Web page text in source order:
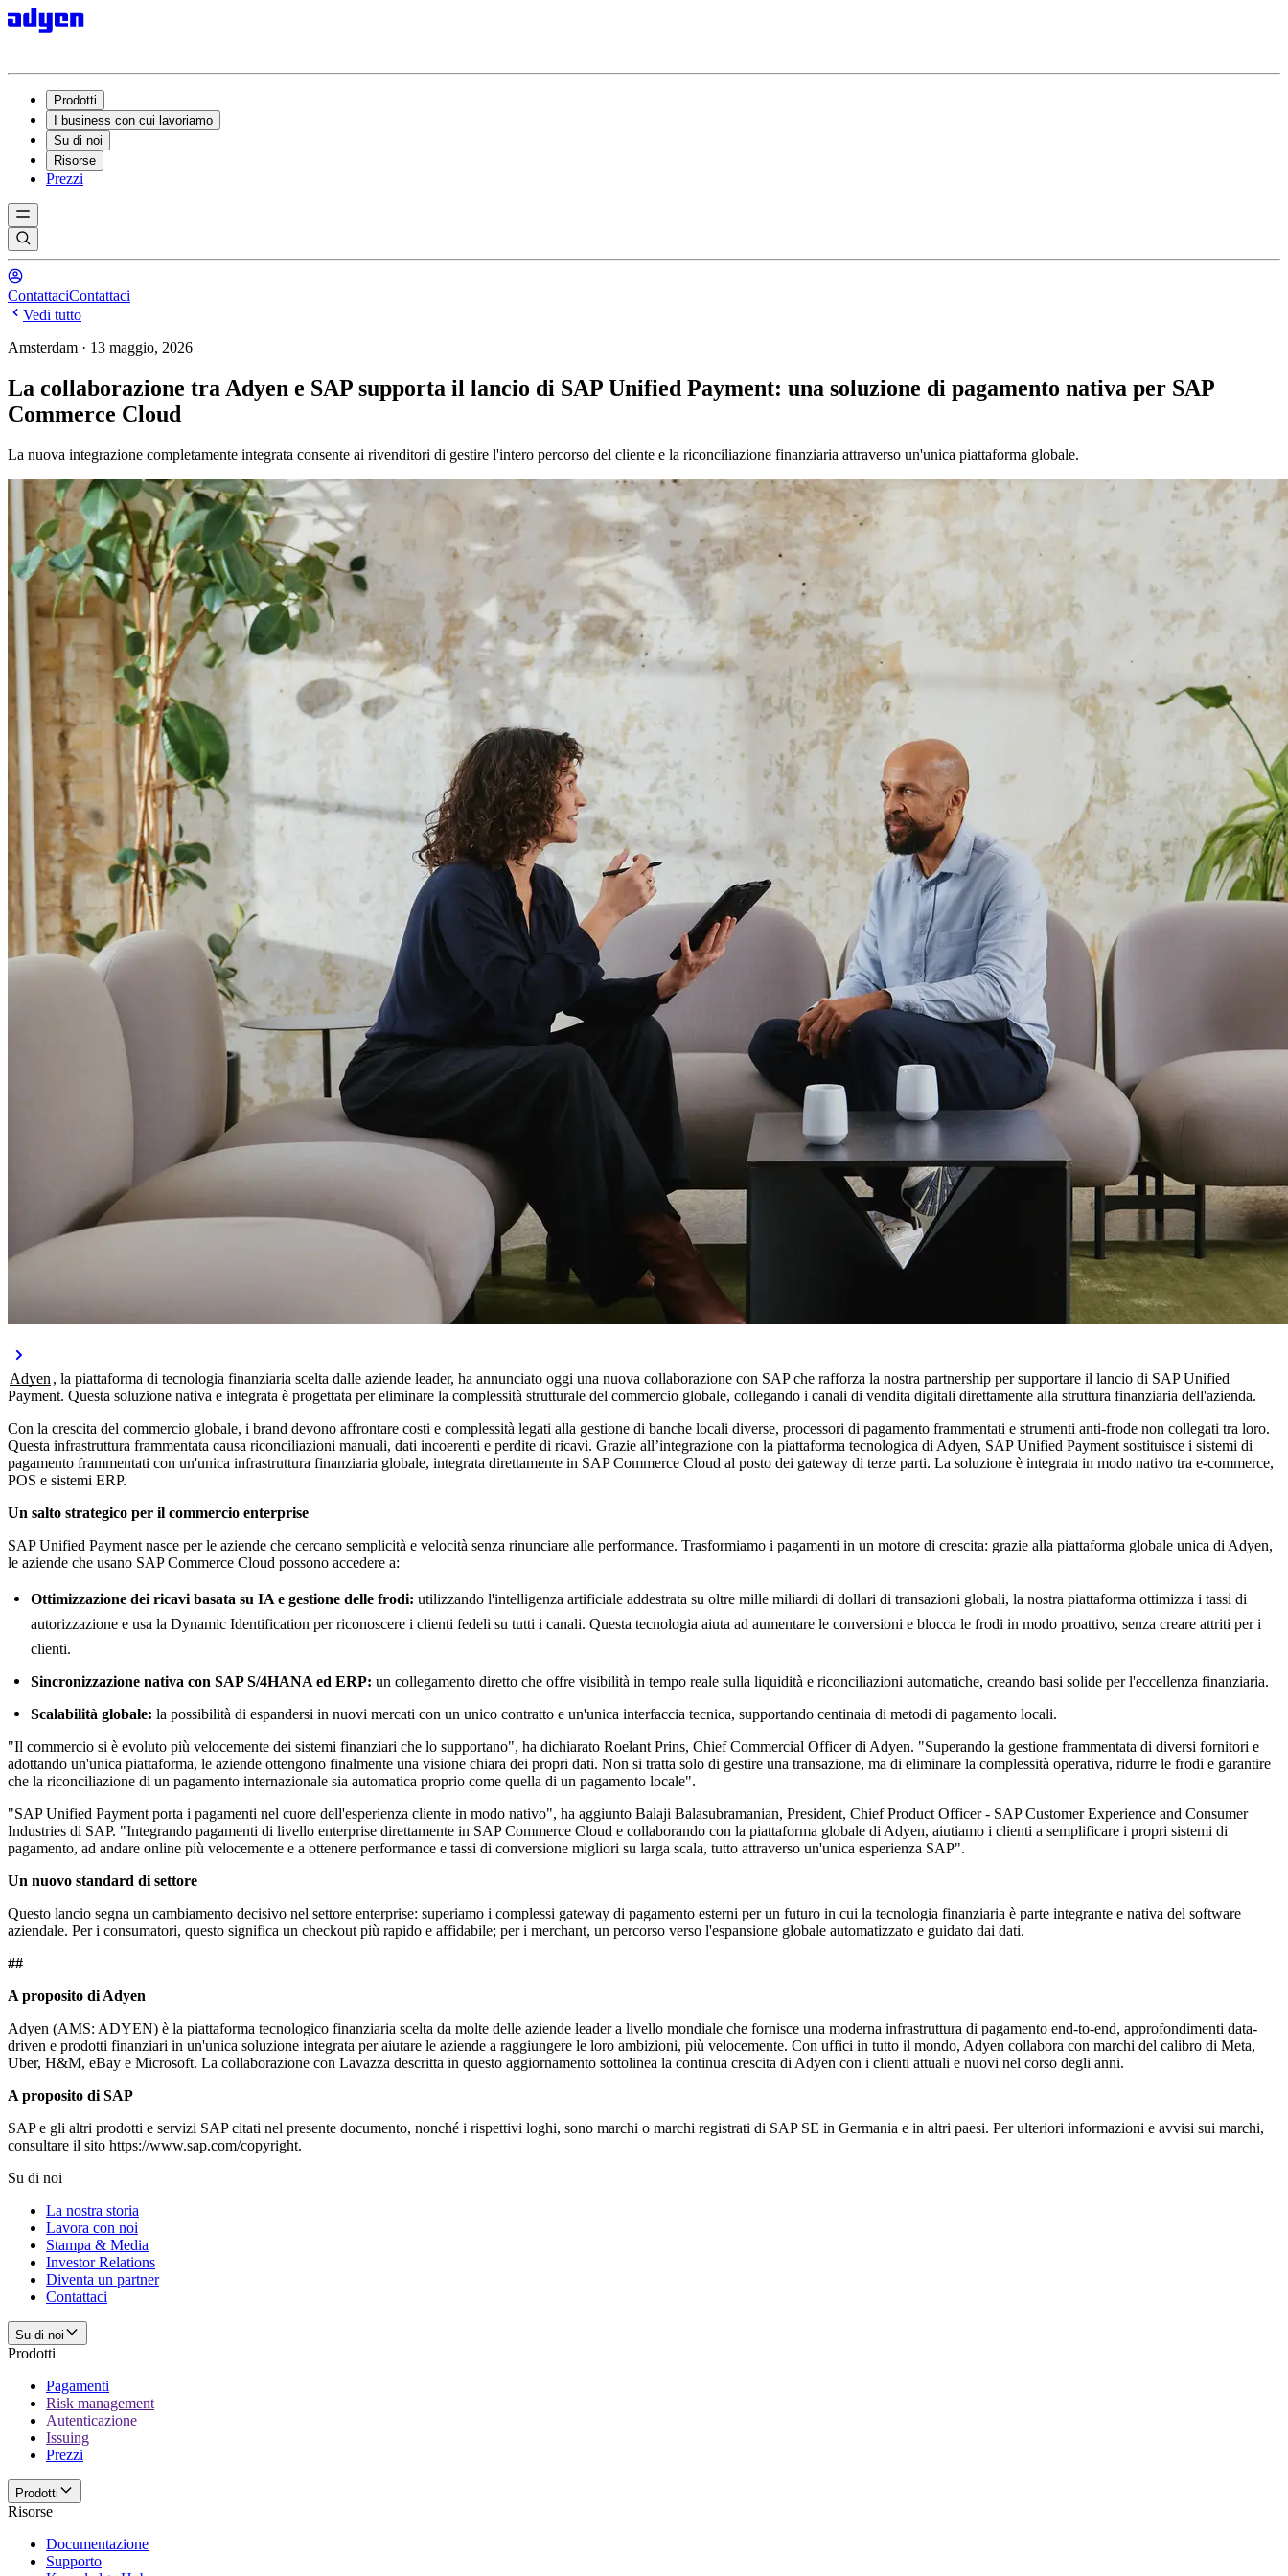
Prodotti
I business con cui lavoriamo
Su di noi
Risorse
Prezzi
ContattaciContattaci
Vedi tutto
Amsterdam · 13 maggio, 2026
La collaborazione tra Adyen e SAP supporta il lancio di SAP Unified Payment: una soluzione di pagamento nativa per SAP
Commerce Cloud
La nuova integrazione completamente integrata consente ai rivenditori di gestire l'intero percorso del cliente e la riconciliazione finanziaria attraverso un'unica piattaforma globale.
Adyen , la piattaforma di tecnologia finanziaria scelta dalle aziende leader, ha annunciato oggi una nuova collaborazione con SAP che rafforza la nostra partnership per supportare il lancio di SAP Unified
Payment. Questa soluzione nativa e integrata è progettata per eliminare la complessità strutturale del commercio globale, collegando i canali di vendita digitali direttamente alla struttura finanziaria dell'azienda.
Con la crescita del commercio globale, i brand devono affrontare costi e complessità legati alla gestione di banche locali diverse, processori di pagamento frammentati e strumenti anti-frode non collegati tra loro.
Questa infrastruttura frammentata causa riconciliazioni manuali, dati incoerenti e perdite di ricavi. Grazie all’integrazione con la piattaforma tecnologica di Adyen, SAP Unified Payment sostituisce i sistemi di
pagamento frammentati con un'unica infrastruttura finanziaria globale, integrata direttamente in SAP Commerce Cloud al posto dei gateway di terze parti. La soluzione è integrata in modo nativo tra e-commerce,
POS e sistemi ERP.
Un salto strategico per il commercio enterprise
SAP Unified Payment nasce per le aziende che cercano semplicità e velocità senza rinunciare alle performance. Trasformiamo i pagamenti in un motore di crescita: grazie alla piattaforma globale unica di Adyen,
le aziende che usano SAP Commerce Cloud possono accedere a:
Ottimizzazione dei ricavi basata su IA e gestione delle frodi: utilizzando l'intelligenza artificiale addestrata su oltre mille miliardi di dollari di transazioni globali, la nostra piattaforma ottimizza i tassi di
autorizzazione e usa la Dynamic Identification per riconoscere i clienti fedeli su tutti i canali. Questa tecnologia aiuta ad aumentare le conversioni e blocca le frodi in modo proattivo, senza creare attriti per i
clienti.
Sincronizzazione nativa con SAP S/4HANA ed ERP: un collegamento diretto che offre visibilità in tempo reale sulla liquidità e riconciliazioni automatiche, creando basi solide per l'eccellenza finanziaria.
Scalabilità globale: la possibilità di espandersi in nuovi mercati con un unico contratto e un'unica interfaccia tecnica, supportando centinaia di metodi di pagamento locali.
"Il commercio si è evoluto più velocemente dei sistemi finanziari che lo supportano", ha dichiarato Roelant Prins, Chief Commercial Officer di Adyen. "Superando la gestione frammentata di diversi fornitori e
adottando un'unica piattaforma, le aziende ottengono finalmente una visione chiara dei propri dati. Non si tratta solo di gestire una transazione, ma di eliminare la complessità operativa, ridurre le frodi e garantire
che la riconciliazione di un pagamento internazionale sia automatica proprio come quella di un pagamento locale".
"SAP Unified Payment porta i pagamenti nel cuore dell'esperienza cliente in modo nativo", ha aggiunto Balaji Balasubramanian, President, Chief Product Officer - SAP Customer Experience and Consumer
Industries di SAP. "Integrando pagamenti di livello enterprise direttamente in SAP Commerce Cloud e collaborando con la piattaforma globale di Adyen, aiutiamo i clienti a semplificare i propri sistemi di
pagamento, ad andare online più velocemente e a ottenere performance e tassi di conversione migliori su larga scala, tutto attraverso un'unica esperienza SAP".
Un nuovo standard di settore
Questo lancio segna un cambiamento decisivo nel settore enterprise: superiamo i complessi gateway di pagamento esterni per un futuro in cui la tecnologia finanziaria è parte integrante e nativa del software
aziendale. Per i consumatori, questo significa un checkout più rapido e affidabile; per i merchant, un percorso verso l'espansione globale automatizzato e guidato dai dati.
##
A proposito di Adyen
Adyen (AMS: ADYEN) è la piattaforma tecnologico finanziaria scelta da molte delle aziende leader a livello mondiale che fornisce una moderna infrastruttura di pagamento end-to-end, approfondimenti data-
driven e prodotti finanziari in un'unica soluzione integrata per aiutare le aziende a raggiungere le loro ambizioni, più velocemente. Con uffici in tutto il mondo, Adyen collabora con marchi del calibro di Meta,
Uber, H&M, eBay e Microsoft. La collaborazione con Lavazza descritta in questo aggiornamento sottolinea la continua crescita di Adyen con i clienti attuali e nuovi nel corso degli anni.
A proposito di SAP
SAP e gli altri prodotti e servizi SAP citati nel presente documento, nonché i rispettivi loghi, sono marchi o marchi registrati di SAP SE in Germania e in altri paesi. Per ulteriori informazioni e avvisi sui marchi,
consultare il sito https://www.sap.com/copyright.
Su di noi
La nostra storia
Lavora con noi
Stampa & Media
Investor Relations
Diventa un partner
Contattaci
Su di noi
Prodotti
Pagamenti
Risk management
Autenticazione
Issuing
Prezzi
Prodotti
Risorse
Documentazione
Supporto